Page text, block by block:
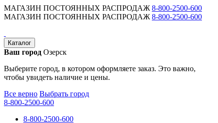
МАГАЗИН ПОСТОЯННЫХ РАСПРОДАЖ 8-800-2500-600
МАГАЗИН ПОСТОЯННЫХ РАСПРОДАЖ 8-800-2500-600
Каталог
Ваш город Озерск
Выберите город, в котором оформляете заказ. Это важно,
чтобы увидеть наличие и цены.
Все верно Выбрать город
8-800-2500-600
8-800-2500-600